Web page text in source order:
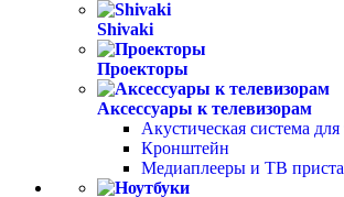
Shivaki
Проекторы
Аксессуары к телевизорам
Акустическая система для
Кронштейн
Медиаплееры и ТВ